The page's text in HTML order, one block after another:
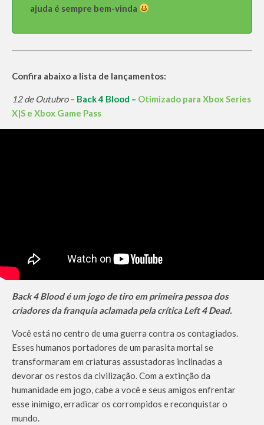
ajuda é sempre bem-vinda
Confira abaixo a lista de lançamentos:
12 de Outubro– Back 4 Blood – Otimizado para Xbox Series
X|S e Xbox Game Pass
Back 4 Blood é um jogo de tiro em primeira pessoa dos
criadores da franquia aclamada pela crítica Left 4 Dead.
Você está no centro de uma guerra contra os contagiados.
Esses humanos portadores de um parasita mortal se
transformaram em criaturas assustadoras inclinadas a
devorar os restos da civilização. Com a extinção da
humanidade em jogo, cabe a você e seus amigos enfrentar
esse inimigo, erradicar os corrompidos e reconquistar o
mundo.